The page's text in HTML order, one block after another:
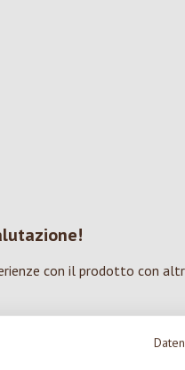
0 su 5 stelle
con il prodotto con